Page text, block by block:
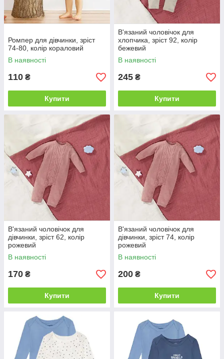
Ромпер для дівчинки, зріст
74-80, колір кораловий
В наявності
110 ₴
Купити
В'язаний чоловічок для
хлопчика, зріст 92, колір
бежевий
В наявності
245 ₴
Купити
В'язаний чоловічок для
дівчинки, зріст 62, колір
рожевий
В наявності
170 ₴
Купити
В'язаний чоловічок для
дівчинки, зріст 74, колір
рожевий
В наявності
200 ₴
Купити